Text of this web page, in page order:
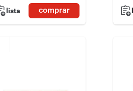
lista comprar